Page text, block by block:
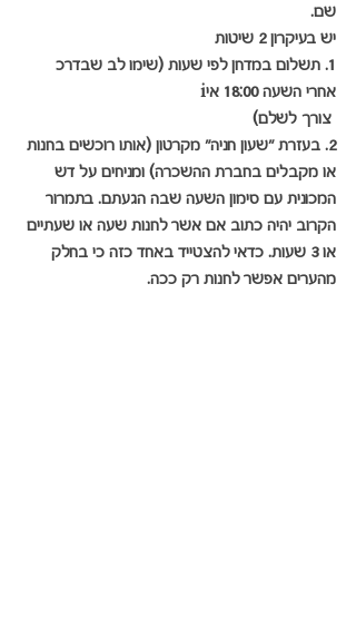
שם.
יש בעיקרון 2 שיטות
1. תשלום במדחן לפי שעות (שימו לב שבדרכ
אחרי השעה 18:00 איi
2. בעזרת "שעון חניה" מקרטון (אותו רוכשים בחנות
או מקבלים בחברת ההשכרה) ומניחים על דש
המכונית עם סימון השעה שבה הגעתם. בתמרור
הקרוב יהיה כתוב אם אשר לחנות שעה או שעתיים
או 3 שעות. כדאי להצטייד באחד כזה כי בחלק
מהערים אפשר לחנות רק ככה.